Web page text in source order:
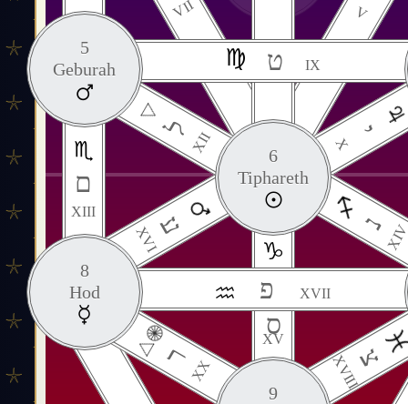
V
VII
י
X
ל
XII
ט IX
5
Geburah
ם
XIII
6
Tiphareth
נ עXVI
ס
XV
8
Hod
פ XVII
ר
XX צXVIII
9